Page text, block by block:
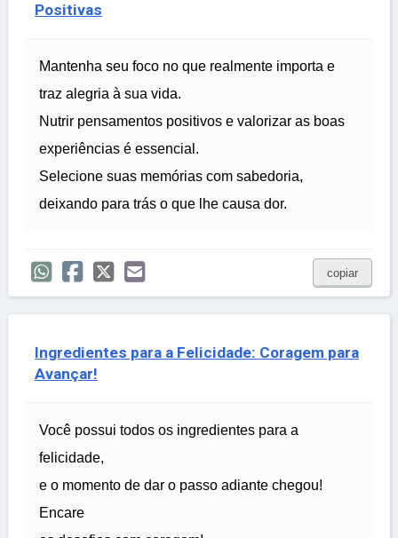
Positivas
Mantenha seu foco no que realmente importa e
traz alegria à sua vida.
Nutrir pensamentos positivos e valorizar as boas
experiências é essencial.
Selecione suas memórias com sabedoria,
deixando para trás o que lhe causa dor.
copiar
Ingredientes para a Felicidade: Coragem para
Avançar!
Você possui todos os ingredientes para a
felicidade,
e o momento de dar o passo adiante chegou!
Encare